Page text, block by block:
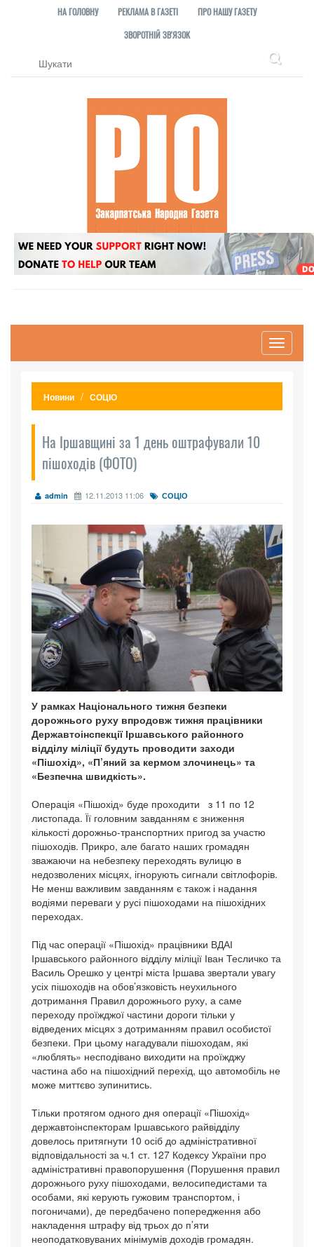
НА ГОЛОВНУ РЕКЛАМА В ГАЗЕТІ
ПРО НАШУ ГАЗЕТУ
ЗВОРОТНІЙ ЗВ'ЯЗОК
Toggle
Новини СОЦІО
На Іршавщині за 1 день оштрафували 10
пішоходів (ФОТО)
admin 12.11.2013 11:06 СОЦІО
У рамках Національного тижня безпеки
дорожнього руху впродовж тижня працівники
Державтоінспекції Іршавського районного
відділу міліції будуть проводити заходи
«Пішохід», «П’яний за кермом злочинець» та
«Безпечна швидкість».
Операція «Пішохід» буде проходити з 11 по 12
листопада. Її головним завданням є зниження
кількості дорожньо-транспортних пригод за участю
пішоходів. Прикро, але багато наших громадян
зважаючи на небезпеку переходять вулицю в
недозволених місцях, ігнорують сигнали світлофорів.
Не менш важливим завданням є також і надання
водіями переваги у русі пішоходами на пішохідних
переходах.
Під час операції «Пішохід» працівники ВДАІ
Іршавського районного відділу міліції Іван Тесличко та
Василь Орешко у центрі міста Іршава звертали увагу
усіх пішоходів на обов’язковість неухильного
дотримання Правил дорожнього руху, а саме
переходу проїжджої частини дороги тільки у
відведених місцях з дотриманням правил особистої
безпеки. При цьому нагадували пішоходам, які
«люблять» несподівано виходити на проїжджу
частина або на пішохідний перехід, що автомобіль не
може миттєво зупинитись.
Тільки протягом одного дня операції «Пішохід»
державтоінспекторам Іршавського райвідділу
довелось притягнути 10 осіб до адміністративної
відповідальності за ч.1 ст. 127 Кодексу України про
адміністративні правопорушення (Порушення правил
дорожнього руху пішоходами, велосипедистами та
особами, які керують гужовим транспортом, і
погоничами), де передбачено попередження або
накладення штрафу від трьох до п’яти
неоподатковуваних мінімумів доходів громадян.